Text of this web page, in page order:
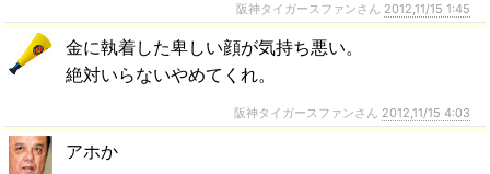
阪神タイガースファンさん 2012,11/15 1:45
金に執着した卑しい顔が気持ち悪い。
絶対いらないやめてくれ。
阪神タイガースファンさん 2012,11/15 4:03
アホか